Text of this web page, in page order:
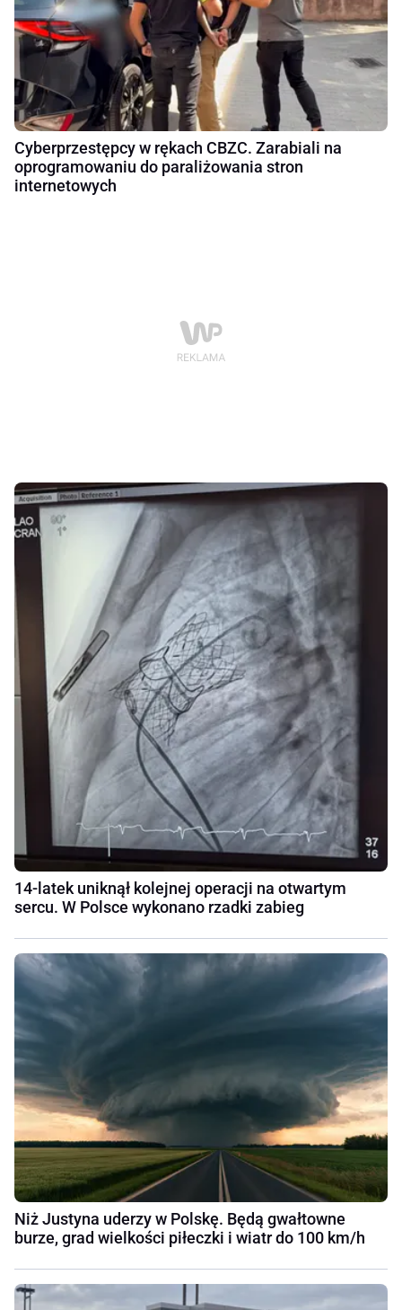
Cyberprzestępcy w rękach CBZC. Zarabiali na
oprogramowaniu do paraliżowania stron
internetowych
14-latek uniknął kolejnej operacji na otwartym
sercu. W Polsce wykonano rzadki zabieg
Niż Justyna uderzy w Polskę. Będą gwałtowne
burze, grad wielkości piłeczki i wiatr do 100 km/h